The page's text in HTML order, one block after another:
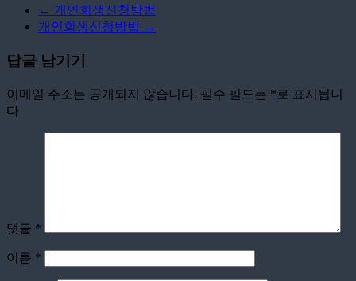
← 개인회생신청방법
개인회생신청방법 →
답글 남기기
이메일 주소는 공개되지 않습니다. 필수 필드는 * 로 표시됩니
다
댓글 *
이름 *